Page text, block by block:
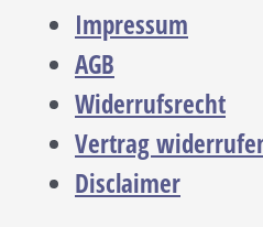
Impressum
AGB
Widerrufsrecht
Vertrag
Disclaimer